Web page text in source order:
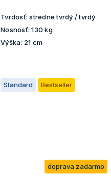
Tvrdosť: stredne tvrdý / tvrdý
Nosnosť: 130 kg
Výška: 21 cm
Standard Bestseller
doprava zadarmo